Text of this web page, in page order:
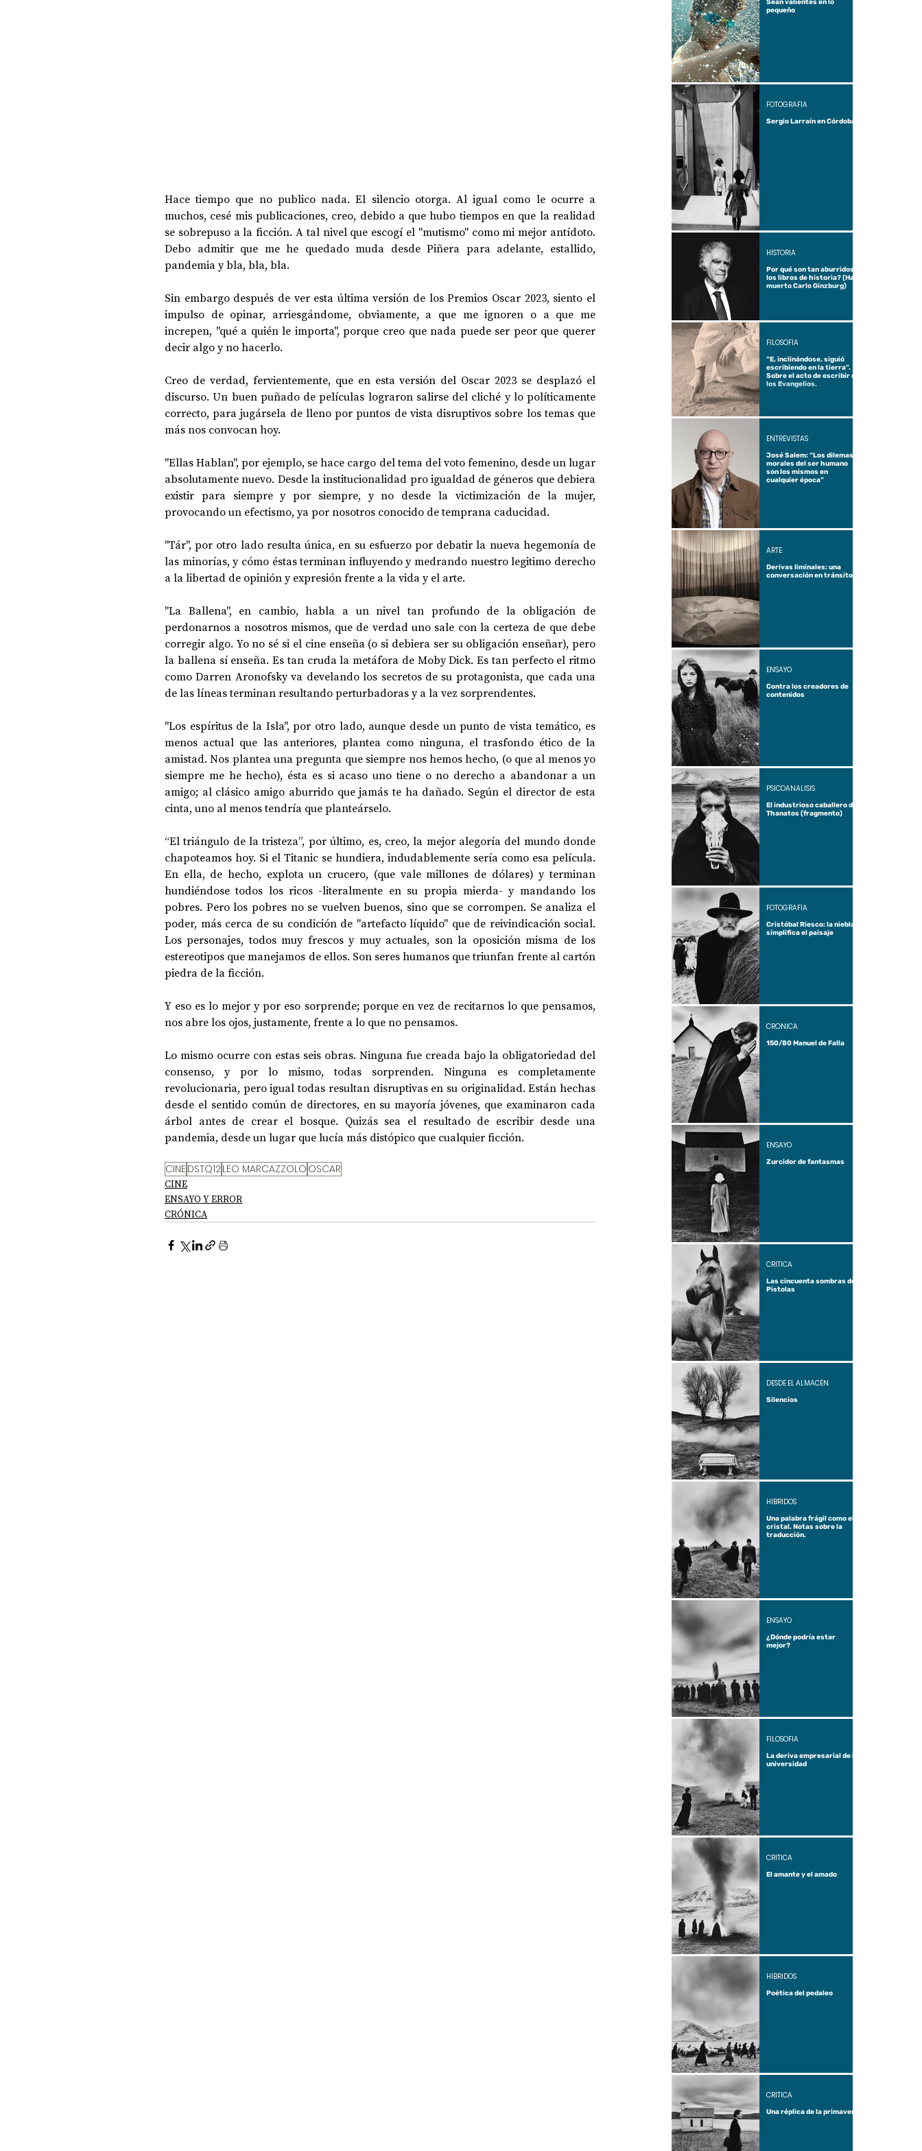
Hace tiempo que no publico nada. El silencio otorga. Al igual como le ocurre a
muchos, cesé mis publicaciones, creo, debido a que hubo tiempos en que la realidad
se sobrepuso a la ficción. A tal nivel que escogí el "mutismo" como mi mejor antídoto.
Debo admitir que me he quedado muda desde Piñera para adelante, estallido,
pandemia y bla, bla, bla.
Sin embargo después de ver esta última versión de los Premios Oscar 2023, siento el
impulso de opinar, arriesgándome, obviamente, a que me ignoren o a que me
increpen, "qué a quién le importa", porque creo que nada puede ser peor que querer
decir algo y no hacerlo.
Creo de verdad, fervientemente, que en esta versión del Oscar 2023 se desplazó el
discurso. Un buen puñado de películas lograron salirse del cliché y lo políticamente
correcto, para jugársela de lleno por puntos de vista disruptivos sobre los temas que
más nos convocan hoy.
"Ellas Hablan", por ejemplo, se hace cargo del tema del voto femenino, desde un lugar
absolutamente nuevo. Desde la institucionalidad pro igualdad de géneros que debiera
existir para siempre y por siempre, y no desde la victimización de la mujer,
provocando un efectismo, ya por nosotros conocido de temprana caducidad.
"Tár", por otro lado resulta única, en su esfuerzo por debatir la nueva hegemonía de
las minorías, y cómo éstas terminan influyendo y medrando nuestro legitimo derecho
a la libertad de opinión y expresión frente a la vida y el arte.
"La Ballena", en cambio, habla a un nivel tan profundo de la obligación de
perdonarnos a nosotros mismos, que de verdad uno sale con la certeza de que debe
corregir algo. Yo no sé si el cine enseña (o si debiera ser su obligación enseñar), pero
la ballena sí enseña. Es tan cruda la metáfora de Moby Dick. Es tan perfecto el ritmo
como Darren Aronofsky va develando los secretos de su protagonista, que cada una
de las líneas terminan resultando perturbadoras y a la vez sorprendentes.
"Los espíritus de la Isla", por otro lado, aunque desde un punto de vista temático, es
menos actual que las anteriores, plantea como ninguna, el trasfondo ético de la
amistad. Nos plantea una pregunta que siempre nos hemos hecho, (o que al menos yo
siempre me he hecho), ésta es si acaso uno tiene o no derecho a abandonar a un
amigo; al clásico amigo aburrido que jamás te ha dañado. Según el director de esta
cinta, uno al menos tendría que planteárselo.
“El triángulo de la tristeza”, por último, es, creo, la mejor alegoría del mundo donde
chapoteamos hoy. Si el Titanic se hundiera, indudablemente sería como esa película.
En ella, de hecho, explota un crucero, (que vale millones de dólares) y terminan
hundiéndose todos los ricos -literalmente en su propia mierda- y mandando los
pobres. Pero los pobres no se vuelven buenos, sino que se corrompen. Se analiza el
poder, más cerca de su condición de "artefacto líquido" que de reivindicación social.
Los personajes, todos muy frescos y muy actuales, son la oposición misma de los
estereotipos que manejamos de ellos. Son seres humanos que triunfan frente al cartón
piedra de la ficción.
Y eso es lo mejor y por eso sorprende; porque en vez de recitarnos lo que pensamos,
nos abre los ojos, justamente, frente a lo que no pensamos.
Lo mismo ocurre con estas seis obras. Ninguna fue creada bajo la obligatoriedad del
consenso, y por lo mismo, todas sorprenden. Ninguna es completamente
revolucionaria, pero igual todas resultan disruptivas en su originalidad. Están hechas
desde el sentido común de directores, en su mayoría jóvenes, que examinaron cada
árbol antes de crear el bosque. Quizás sea el resultado de escribir desde una
pandemia, desde un lugar que lucía más distópico que cualquier ficción.
CINEDSTQ12LEO MARCAZZOLO OSCAR
CINE
ENSAYO Y ERROR
CRÓNICA
Sean valientes en lo
pequeño
Sergio Larraín en Córdoba
FOTOGRAFÍA
Por qué son tan aburridos
los libros de historia? (Ha
muerto Carlo Ginzburg)
HISTORIA
“E, inclinándose, siguió
escribiendo en la tierra”.
Sobre el acto de escribir en
los Evangelios.
FILOSOFÍA
José Salem: “Los dilemas
morales del ser humano
son los mismos en
cualquier época”
ENTREVISTAS
Derivas liminales: una
conversación en tránsito
ARTE
Contra los creadores de
contenidos
ENSAYO
El industrioso caballero de
Thanatos (fragmento)
PSICOANÁLISIS
Cristóbal Riesco: la niebla
simplifica el paisaje
FOTOGRAFÍA
150/80 Manuel de Falla
CRÓNICA
Zurcidor de fantasmas
ENSAYO
Las cincuenta sombras de
Pistolas
CRÍTICA
Silencios
DESDE EL ALMACÉN
Una palabra frágil como el
cristal. Notas sobre la
traducción.
HÍBRIDOS
¿Dónde podría estar
mejor?
ENSAYO
La deriva empresarial de la
universidad
FILOSOFÍA
El amante y el amado
CRÍTICA
Poética del pedaleo
HÍBRIDOS
Una réplica de la primavera
CRÍTICA